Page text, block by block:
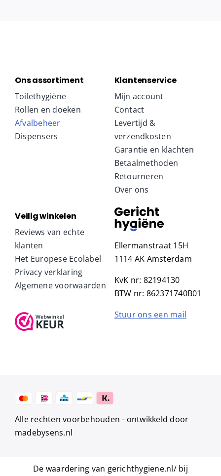
Ons assortiment
Toilethygiëne
Rollen en doeken
Afvalbeheer
Dispensers
Klantenservice
Mijn account
Contact
Levertijd &
verzendkosten
Garantie en klachten
Betaalmethoden
Retourneren
Over ons
Veilig winkelen
Reviews van echte
klanten
Het Europese Ecolabel
Privacy verklaring
Algemene voorwaarden
Ellermanstraat 15H
1114 AK Amsterdam
KvK nr: 82194130
BTW nr: 862371740B01
Stuur ons een mail
Alle rechten voorbehouden - ontwikkeld door
madebysens.nl
De waardering van gerichthygiene.nl/ bij